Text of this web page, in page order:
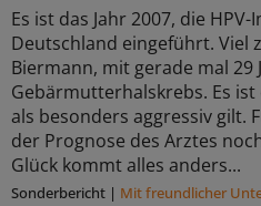
Es ist das Jahr 2007, die
Deutschland eingeführt. Viel
Biermann, mit gerade mal 29
Gebärmutterhalskrebs. Es
als besonders aggressiv gilt.
der Prognose des Arztes
Glück kommt alles anders...
Sonderbericht | Mit freundlicher